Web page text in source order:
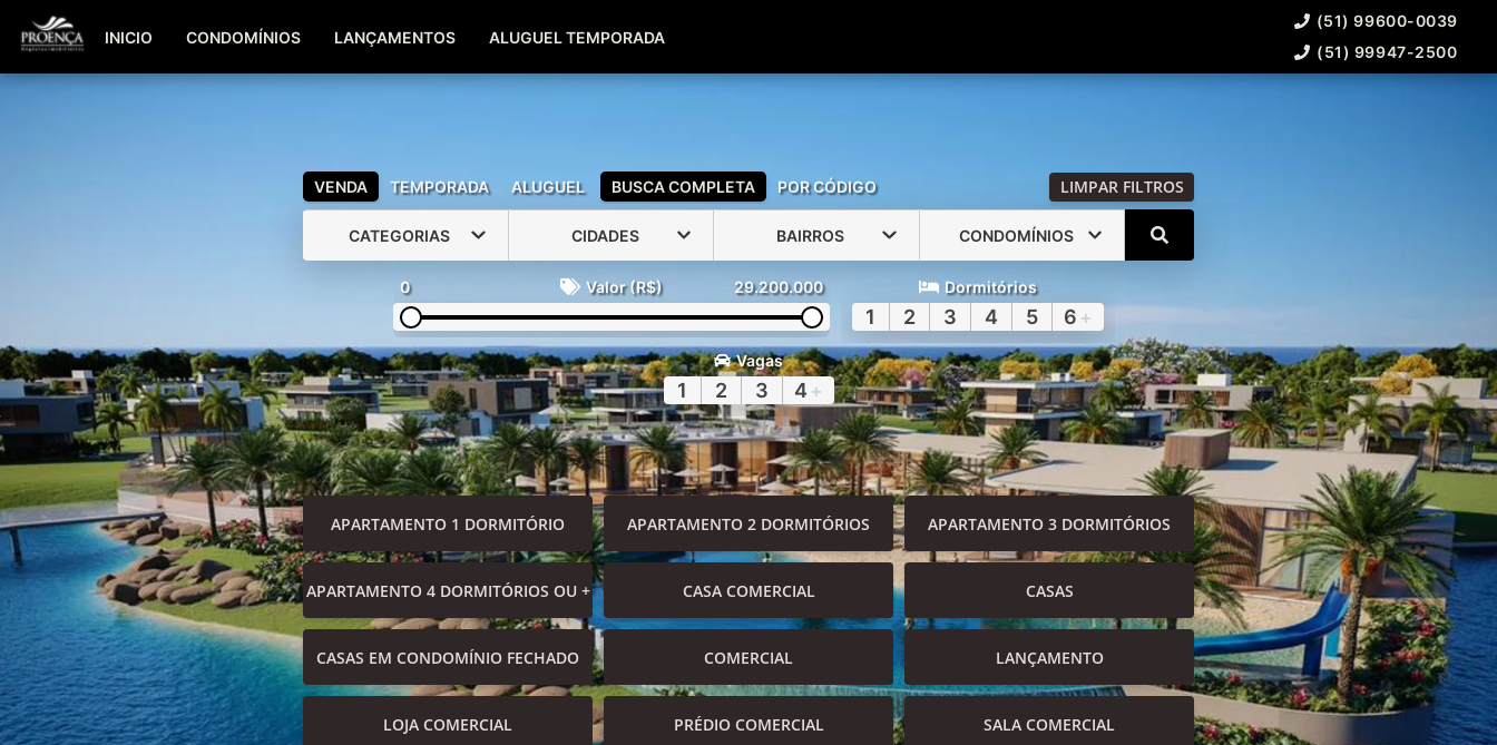
(51) 99600-0039
INICIO CONDOMÍNIOS LANÇAMENTOS ALUGUEL TEMPORADA
(51) 99600-0039
(51) 99947-2500
VENDA TEMPORADA ALUGUEL BUSCA COMPLETA POR CÓDIGO LIMPAR FILTROS
CATEGORIAS CIDADES BAIRROS CONDOMÍNIOS
0 Valor (R$) 29.200.000 Dormitórios
1 2 3 4 5 6 +
Vagas
1 2 3 4 +
APARTAMENTO 1 DORMITÓRIO APARTAMENTO 2 DORMITÓRIOS APARTAMENTO 3 DORMITÓRIOS
APARTAMENTO 4 DORMITÓRIOS OU + CASA COMERCIAL CASAS
CASAS EM CONDOMÍNIO FECHADO COMERCIAL LANÇAMENTO
LOJA COMERCIAL PRÉDIO COMERCIAL SALA COMERCIAL